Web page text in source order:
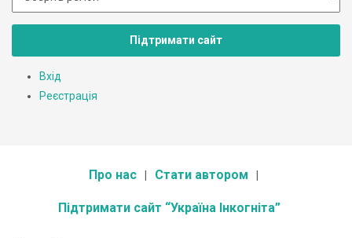
Підтримати сайт
Вхід
Реєстрація
Про нас Стати автором
Підтримати сайт “Україна Інкогніта”